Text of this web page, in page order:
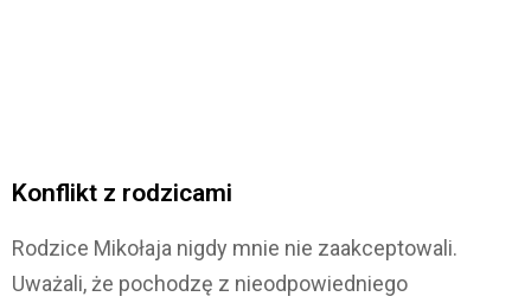
Konflikt z rodzicami
Rodzice Mikołaja nigdy mnie nie zaakceptowali.
Uważali, że pochodzę z nieodpowiedniego